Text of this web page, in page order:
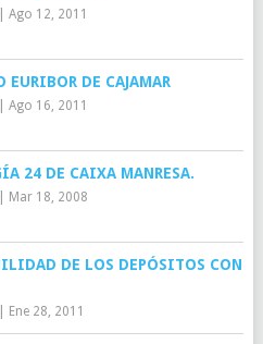
Ago 12, 2011
EURIBOR DE CAJAMAR
Ago 16, 2011
24 DE CAIXA MANRESA.
Mar 18, 2008
DE LOS DEPÓSITOS CON
Ene 28, 2011